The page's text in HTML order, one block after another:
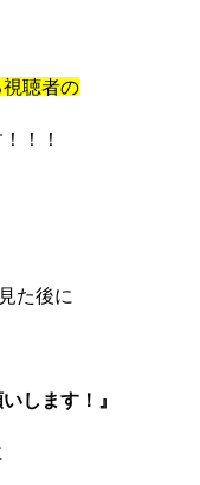
聴者の
！！
た後に
します！』